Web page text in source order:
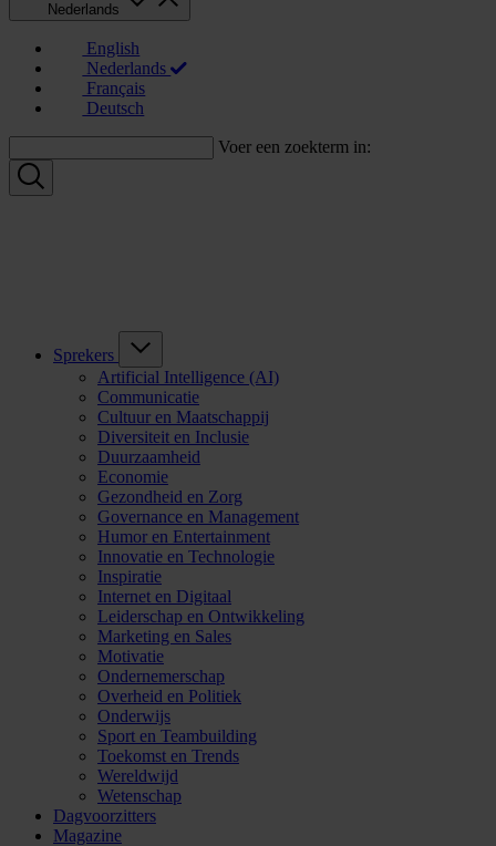
Nederlands
English
Nederlands
Français
Deutsch
Voer een zoekterm in:
Sprekers
Artificial Intelligence (AI)
Communicatie
Cultuur en Maatschappij
Diversiteit en Inclusie
Duurzaamheid
Economie
Gezondheid en Zorg
Governance en Management
Humor en Entertainment
Innovatie en Technologie
Inspiratie
Internet en Digitaal
Leiderschap en Ontwikkeling
Marketing en Sales
Motivatie
Ondernemerschap
Overheid en Politiek
Onderwijs
Sport en Teambuilding
Toekomst en Trends
Wereldwijd
Wetenschap
Dagvoorzitters
Magazine